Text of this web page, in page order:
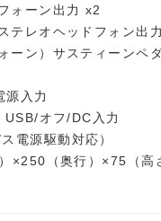
ォーン出力 x2
テレオヘッドフォン出
ーン）サスティーンペ
入力
オフ/DC入力
電源駆動対応）
×250（奥行）×75（高